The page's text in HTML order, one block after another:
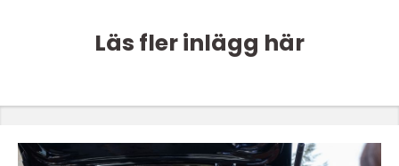
Läs fler inlägg här